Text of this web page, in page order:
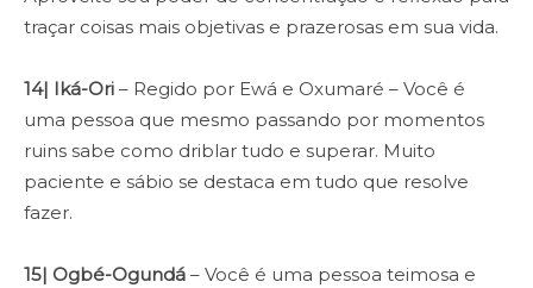
traçar coisas mais objetivas e prazerosas em sua vida.
14| Iká-Ori – Regido por Ewá e Oxumaré – Você é
uma pessoa que mesmo passando por momentos
ruins sabe como driblar tudo e superar. Muito
paciente e sábio se destaca em tudo que resolve
fazer.
15| Ogbé-Ogundá – Você é uma pessoa teimosa e